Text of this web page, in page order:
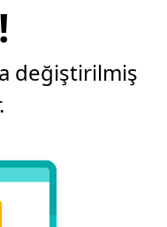
değiştirilmiş